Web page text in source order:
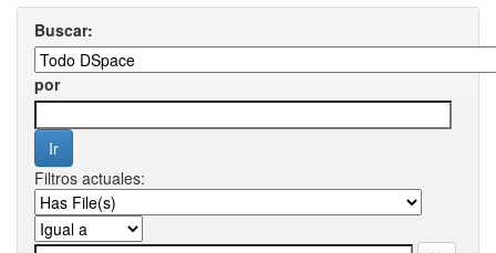
Buscar:
por
Filtros actuales: